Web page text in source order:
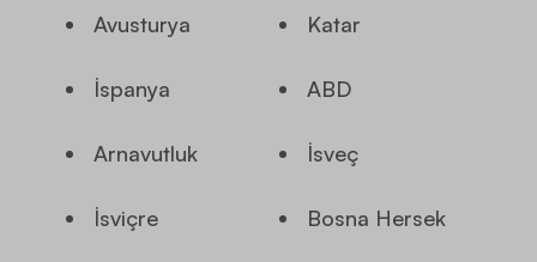
Avusturya Katar
İspanya ABD
Arnavutluk İsveç
İsviçre Bosna Hersek